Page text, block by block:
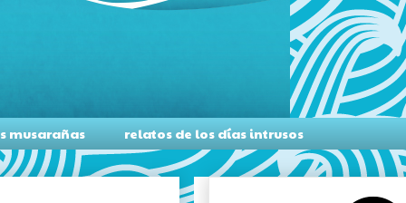
musarañas relatos de los días intrusos